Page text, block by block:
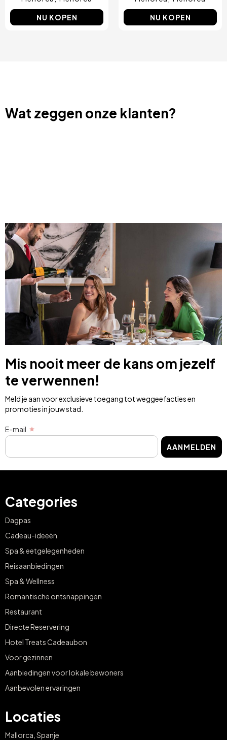
NU KOPEN NU KOPEN
Wat zeggen onze klanten?
Mis nooit meer de kans om jezelf
te verwennen!
Meld je aan voor exclusieve toegang tot weggeefacties en
promoties in jouw stad.
E-mail
AANMELDEN
Categories
Dagpas
Cadeau-ideeën
Spa & eetgelegenheden
Reisaanbiedingen
Spa & Wellness
Romantische ontsnappingen
Restaurant
Directe Reservering
Hotel Treats Cadeaubon
Voor gezinnen
Aanbiedingen voor lokale bewoners
Aanbevolen ervaringen
Locaties
Mallorca, Spanje